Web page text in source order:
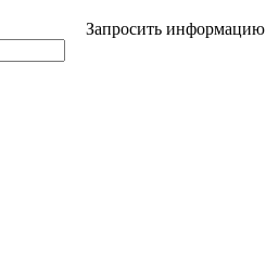
Запросить информацию